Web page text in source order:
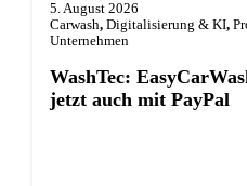
5. August 2026
Carwash, Digitalisierung & KI,
Unternehmen
WashTec:
jetzt auch mit PayPal